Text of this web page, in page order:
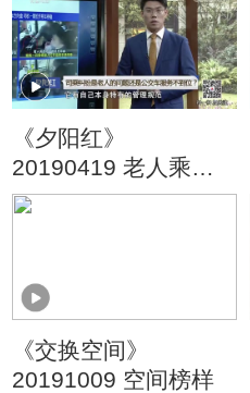
《夕阳红》
20190419 老人乘车
别着急
《交换空间》
20191009 空间榜样